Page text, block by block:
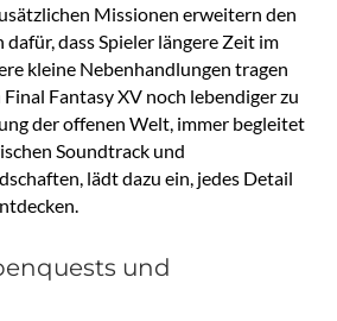
Missionen erweitern den
dass Spieler längere Zeit im
kleine Nebenhandlungen tragen
Fantasy XV noch lebendiger zu
der offenen Welt, immer begleitet
Soundtrack und
lädt dazu ein, jedes Detail
und